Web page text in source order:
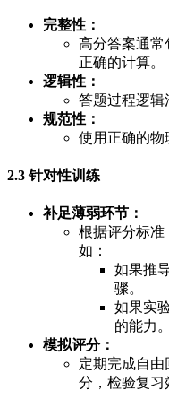
完整性：
高分答案通常
正确的计算。
逻辑性：
答题过程逻辑
规范性：
使用正确的物
2.3 针对性训练
补足薄弱环节：
根据评分标准
如：
如果推
骤。
如果实
的能力。
模拟评分：
定期完成自
分，检验复习